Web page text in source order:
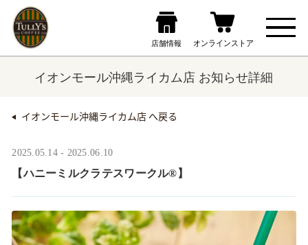
イオンモール沖縄ライカム店 お知らせ詳細
イオンモール沖縄ライカム店 へ戻る
2025.05.14 - 2025.06.10
【ハニーミルクラテスワークル®】